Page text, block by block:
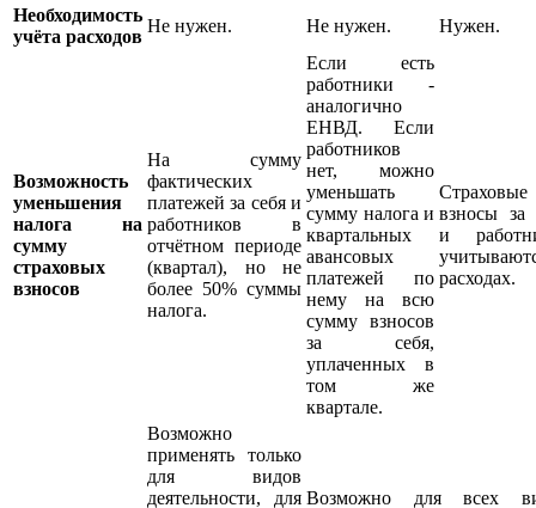
Необходимость
учёта расходов
Не нужен. Не нужен. Нужен.
Возможность
уменьшения
налога на
сумму
страховых
взносов
На сумму
фактических
платежей за себя и
работников в
отчётном периоде
(квартал), но не
более 50% суммы
налога.
Если есть
работники -
аналогично
ЕНВД. Если
работников
нет, можно
уменьшать
сумму налога и
квартальных
авансовых
платежей по
нему на всю
сумму взносов
за себя,
уплаченных в
том же
квартале.
Страховые
взносы за
и
расходах.
Возможно
применять только
для видов
деятельности, для Возможно для всех